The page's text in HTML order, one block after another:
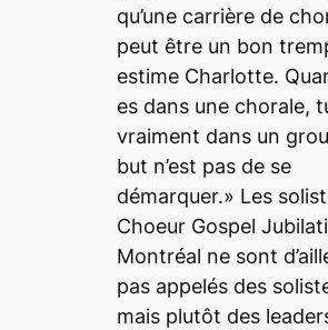
qu’une carrière de
peut être un bon
estime Charlotte.
es dans une chorale,
vraiment dans un
but n’est pas de se
démarquer.» Les
Choeur Gospel
Montréal ne sont
pas appelés des
mais plutôt des